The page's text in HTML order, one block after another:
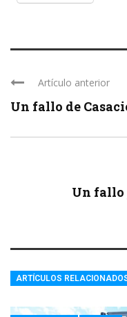
Artículo anterior
Un fallo de
Un fallo
ARTÍCULOS